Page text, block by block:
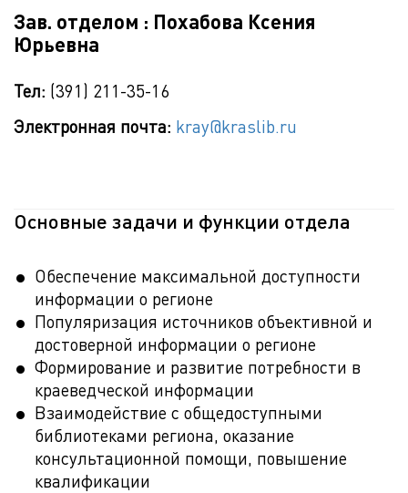
Зав. отделом : Похабова Ксения
Юрьевна
Тел: (391) 211-35-16
Электронная почта: kray@kraslib.ru
Основные задачи и функции отдела
Обеспечение максимальной доступности
информации о регионе
Популяризация источников объективной и
достоверной информации о регионе
Формирование и развитие потребности в
краеведческой информации
Взаимодействие с общедоступными
библиотеками региона, оказание
консультационной помощи, повышение
квалификации